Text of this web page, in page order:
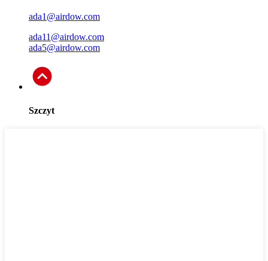
ada1@airdow.com
ada11@airdow.com
ada5@airdow.com
Szczyt